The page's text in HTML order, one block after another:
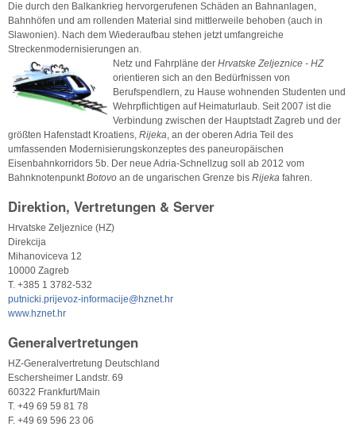
Die durch den Balkankrieg hervorgerufenen Schäden an Bahnanlagen,
Bahnhöfen und am rollenden Material sind mittlerweile behoben (auch in
Slawonien). Nach dem Wiederaufbau stehen jetzt umfangreiche
Streckenmodernisierungen an.
Netz und Fahrpläne der Hrvatske Zeljeznice - HZ
orientieren sich an den Bedürfnissen von
Berufspendlern, zu Hause wohnenden Studenten und
Wehrpflichtigen auf Heimaturlaub. Seit 2007 ist die
Verbindung zwischen der Hauptstadt Zagreb und der
größten Hafenstadt Kroatiens, Rijeka, an der oberen Adria Teil des
umfassenden Modernisierungskonzeptes des paneuropäischen
Eisenbahnkorridors 5b. Der neue Adria-Schnellzug soll ab 2012 vom
BahnknotenpunktBotovo an de ungarischen Grenze bis Rijeka fahren.
Direktion, Vertretungen & Server
Hrvatske Zeljeznice (HZ)
Direkcija
Mihanoviceva 12
10000 Zagreb
T. +385 1 3782-532
putnicki.prijevoz-informacije@hznet.hr
www.hznet.hr
Generalvertretungen
HZ-Generalvertretung Deutschland
Eschersheimer Landstr. 69
60322 Frankfurt/Main
T. +49 69 59 81 78
F. +49 69 596 23 06